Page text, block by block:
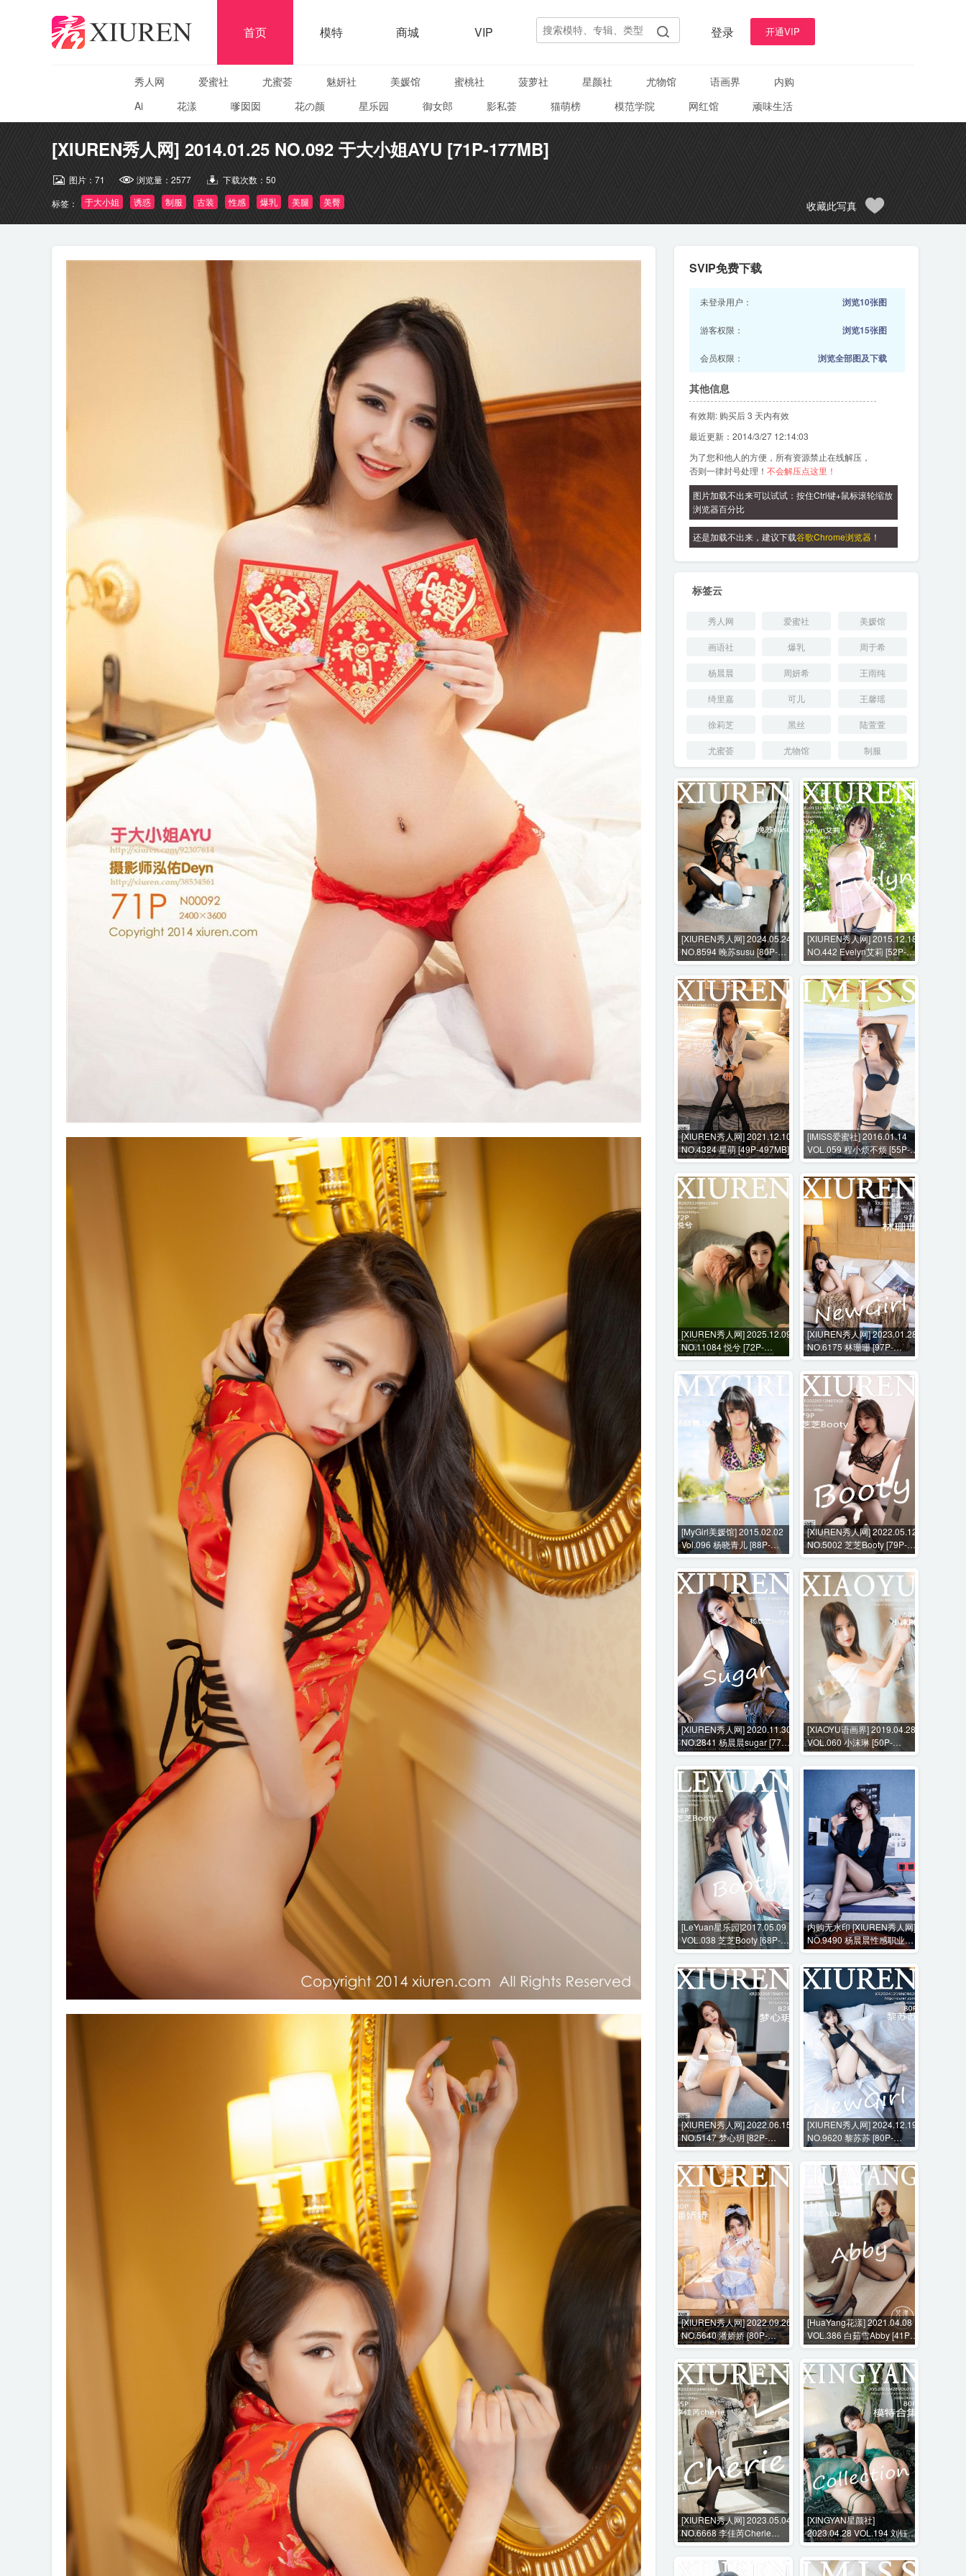
首页 模特 商城 VIP 登录 开通VIP
秀人网 爱蜜社 尤蜜荟 魅妍社 美媛馆 蜜桃社 菠萝社 星颜社 尤物馆 语画界
内购
Ai
花漾 嗲囡囡 花の颜 星乐园 御女郎 影私荟 猫萌榜 模范学院 网红馆 顽味生活
[XIUREN秀人网] 2014.01.25 NO.092 于大小姐AYU [71P-177MB]
图片： 71 浏览量： 2577 下载次数： 50
标签：
于大小姐 诱惑 制服 古装 性感 爆乳 美腿 美臀 收藏此写真
SVIP免费下载
未登录用户： 浏览10张图
游客权限： 浏览15张图
会员权限： 浏览全部图及下载
其他信息
有效期: 购买后 3 天内有效
最近更新：2014/3/27 12:14:03
为了您和他人的方便，所有资源禁止在线解压，
否则一律封号处理！ 不会解压点这里！
图片加载不出来可以试试：按住Ctrl键+鼠标滚轮缩放
浏览器百分比
还是加载不出来，建议下载谷歌Chrome浏览器 ！
标签云
秀人网 爱蜜社 美媛馆
画语社 爆乳 周于希
杨晨晨 周妍希 王雨纯
绮里嘉 可儿 王馨瑶
徐莉芝 黑丝 陆萱萱
尤蜜荟 尤物馆 制服
[XIUREN秀人网] 2024.05.24
NO.8594 晚苏susu [80P-
872MB]
[XIUREN秀人网] 2015.12.18
NO.442 Evelyn艾莉 [52P-
177MB]
[XIUREN秀人网] 2021.12.10
NO.4324 星萌 [49P-497MB]
[IMISS爱蜜社] 2016.01.14
VOL.059 程小烦不烦 [55P-
199MB]
[XIUREN秀人网] 2025.12.09
NO.11084 悦兮 [72P-
902MB]
[XIUREN秀人网] 2023.01.28
NO.6175 林珊珊 [97P-
992MB]
[MyGirl美媛馆] 2015.02.02
Vol.096 杨晓青儿 [88P-
348MB]
[XIUREN秀人网] 2022.05.12
NO.5002 芝芝Booty [79P-
677MB]
[XIUREN秀人网] 2020.11.30
NO.2841 杨晨晨sugar [77P-
699MB]
[XIAOYU语画界] 2019.04.28
VOL.060 小沫琳 [50P-
172MB]
[LeYuan星乐园]2017.05.09
VOL.038 芝芝Booty [68P-
278M]
内购无水印 [XIUREN秀人网]
NO.9490 杨晨晨性感职业装
+花絮视频 [105P+1V-
645MB]
[XIUREN秀人网] 2022.06.15
NO.5147 梦心玥 [82P-
639MB]
[XIUREN秀人网] 2024.12.19
NO.9620 黎苏苏 [80P-
736MB]
[XIUREN秀人网] 2022.09.26
NO.5640 潘娇娇 [80P-
799MB]
[HuaYang花漾] 2021.04.08
VOL.386 白茹雪Abby [41P-
482MB]
[XIUREN秀人网] 2023.05.04
NO.6668 李佳芮Cherie
[65P-587MB]
[XINGYAN星颜社]
2023.04.28 VOL.194 刘钰儿
[80P-786MB]